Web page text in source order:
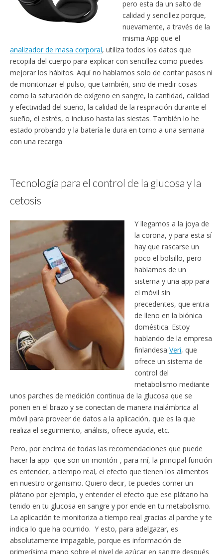
pero esta da un salto de
calidad y sencillez porque,
nuevamente, a través de la
misma App que el
analizador de masa corporal, utiliza todos los datos que
recopila del cuerpo para explicar con sencillez como puedes
mejorar los hábitos. Aquí no hablamos solo de contar pasos ni
de monitorizar el pulso, que también, sino de medir cosas
como la saturación de oxígeno en sangre, la cantidad, calidad
y efectividad del sueño, la calidad de la respiración durante el
sueño, el estrés, o incluso hasta las siestas. También lo he
estado probando y la batería le dura en torno a una semana
con una recarga
Tecnología para el control de la glucosa y la
cetosis
Y llegamos a la joya de
la corona, y para esta sí
hay que rascarse un
poco el bolsillo, pero
hablamos de un
sistema y una app para
el móvil sin
precedentes, que entra
de lleno en la biónica
doméstica. Estoy
hablando de la empresa
finlandesa Veri, que
ofrece un sistema de
control del
metabolismo mediante
unos parches de medición continua de la glucosa que se
ponen en el brazo y se conectan de manera inalámbrica al
móvil para proveer de datos a la aplicación, que es la que
realiza el seguimiento, análisis, ofrece ayuda, etc.
Pero, por encima de todas las recomendaciones que puede
hacer la app -que son un montón-, para mí, la principal función
es entender, a tiempo real, el efecto que tienen los alimentos
en nuestro organismo. Quiero decir, te puedes comer un
plátano por ejemplo, y entender el efecto que ese plátano ha
tenido en tu glucosa en sangre y por ende en tu metabolismo.
La aplicación te monitoriza a tiempo real gracias al parche y te
indica lo que ha ocurrido. Y esto, para adelgazar, es
absolutamente impagable, porque es información de
primerísima mano sobre el nivel de azúcar en sangre después